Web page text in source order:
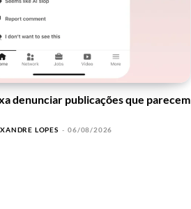
denunciar publicações que parecem
LOPES - 06/08/2026